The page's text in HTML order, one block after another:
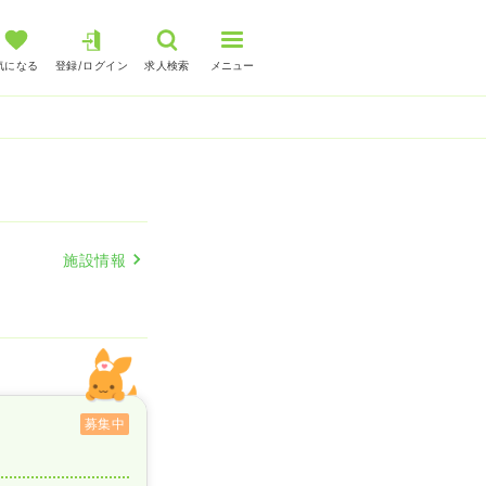
になる 登録/ログイン 求人検索 メニュー
施設情報
募集中